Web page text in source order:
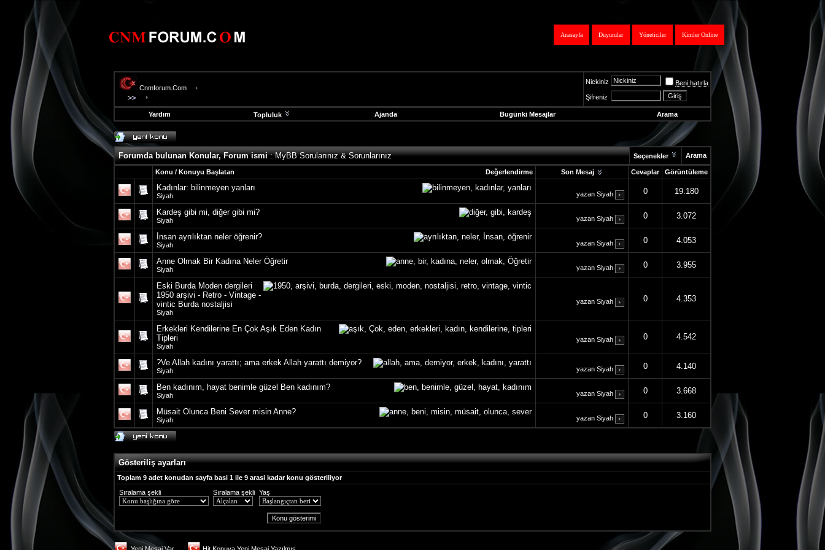
Kimler Online
Yöneticiler
Duyurular
Anasayfa
Cnmforum.Com
Nickiniz
Beni hatırla
Şifreniz
Yardım Topluluk Ajanda Bugünki Mesajlar Arama
evooli
fethiye
escort
gaziantep
gaziantep
escort
Forumda bulunan Konular, Forum ismi: MyBB Sorularınız & Sorunlarınız Seçenekler Arama
Değerlendirme
Konu / Konuyu Başlatan Son Mesaj Cevaplar Görüntüleme
Kadınlar: bilinmeyen yanları
Siyah yazan Siyah 0 19.180
Kardeş gibi mi, diğer gibi mi?
Siyah yazan Siyah 0 3.072
İnsan ayrılıktan neler öğrenir?
Siyah yazan Siyah 0 4.053
Anne Olmak Bir Kadına Neler Öğretir
Siyah yazan Siyah 0 3.955
Eski Burda Moden dergileri
1950 arşivi - Retro - Vintage -
vintic Burda nostaljisi
Siyah
yazan Siyah 0 4.353
Erkekleri Kendilerine En Çok Aşık Eden Kadın
Tipleri
Siyah
yazan Siyah 0 4.542
?Ve Allah kadını yarattı; ama erkek Allah yarattı demiyor?
Siyah yazan Siyah 0 4.140
Ben kadınım, hayat benimle güzel Ben kadınım?
Siyah yazan Siyah 0 3.668
Müsait Olunca Beni Sever misin Anne?
Siyah yazan Siyah 0 3.160
Gösteriliş ayarları
Toplam 9 adet konudan sayfa basi 1 ile 9 arasi kadar konu gösteriliyor
Sıralama şekli
Sıralama şekli Yaş